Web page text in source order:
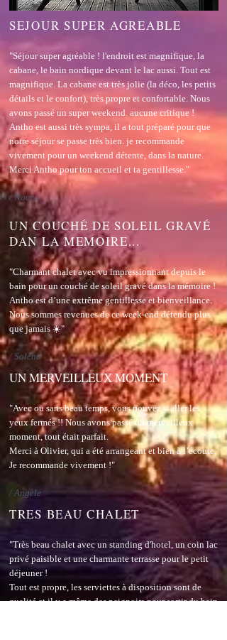
SEJOUR SUPER AGREABLE
"Séjour super agréable ! l'endroit est magnifique, la
cabane, le bain nordique devant le lac aussi. Tout est
magnifique. La cabane est très jolie (la déco, les petits
détails et le confort), très propre et confortable. Nous
avons passé un super weekend. aucune critique !
Antho est aussi très sympa, il a tout préparé pour que
notre séjour se passe très bien. je recommande
vivement pour un weekend détente, dans la nature.
Merci Antho pour ton accueil et ta gentillesse."
/Noura
UN COUCHÉ DE SOLEIL GRAVÉ
DAN LA MEMOIRE...
"Charmant chalet avec vu impressionnant depuis le
bain pour un couché de soleil gravé dans la mémoire !
Antho est d’une extrême gentillesse et bienveillance.
Nous sommes revenues de ce week-end détendu plus
que jamais ☀️"
/ Solène
UN MERVEILLEUX MOMENT
"Avec ou sans beau temps, vous pouvez y aller les
yeux fermés !! Nous avons passé un merveilleux
moment, tout était parfait.
Merci à Olivier, qui a été arrangeant et bien à l’écoute.
Je recommande vivement !"
/ Angèle
TRES BEAU CHALET
"Très beau chalet avec un standing d'hotel, un coin lac
privé paisible et une charmante terrasse pour le petit
déjeuner !
Tout est propre, les serviettes à disposition sont de
qualité et il y a même des peignoirs pour sortir du bain